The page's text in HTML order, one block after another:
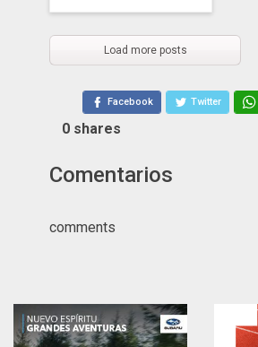
Load more posts
Facebook Twitter
0 shares
Comentarios
comments